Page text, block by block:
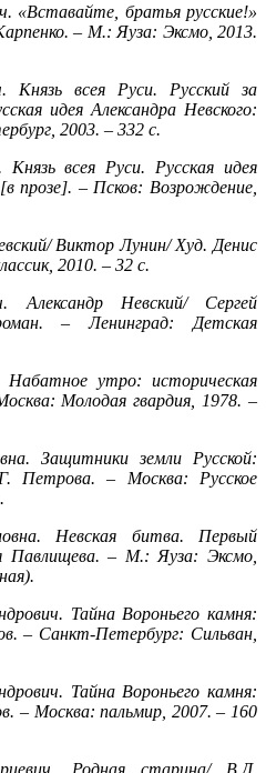
«Вставайте, братья русские!»
– М.: Яуза: Эксмо, 2013.
Князь всея Руси. Русский за
идея Александра Невского:
2003. – 332 с.
всея Руси. Русская идея
прозе]. – Псков: Возрождение,
Виктор Лунин/ Худ. Денис
2010. – 32 с.
Александр Невский/ Сергей
– Ленинград: Детская
Набатное утро: историческая
Молодая гвардия, 1978. –
Защитники земли Русской:
Петрова. – Москва: Русское
Невская битва. Первый
Павлищева. – М.: Яуза: Эксмо,
Тайна Вороньего камня:
– Санкт-Петербург: Сильван,
Тайна Вороньего камня:
– Москва: пальмир, 2007. – 160
Родная старина/ В.Д.